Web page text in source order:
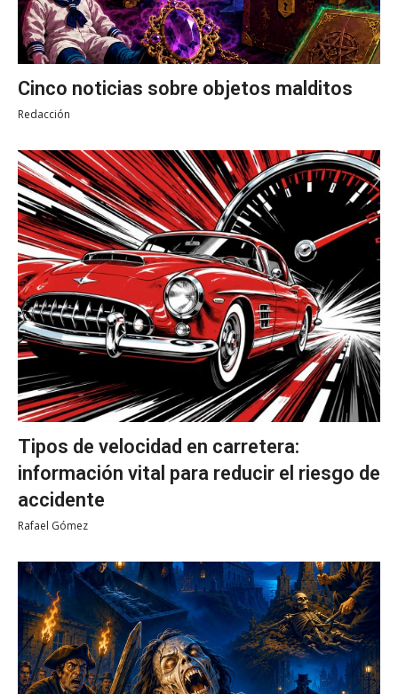
Cinco noticias sobre objetos malditos
Redacción
Tipos de velocidad en carretera:
información vital para reducir el riesgo de
accidente
Rafael Gómez